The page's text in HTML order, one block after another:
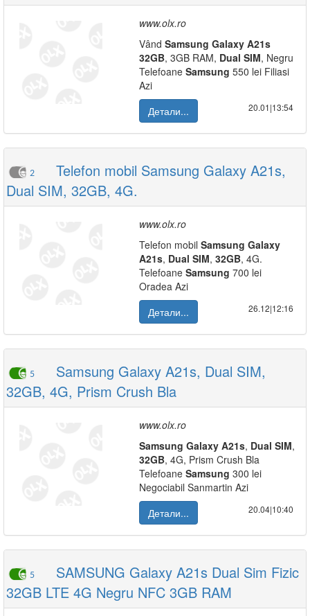
www.olx.ro
Vând Samsung Galaxy A21s
32GB, 3GB RAM, Dual SIM, Negru
Telefoane Samsung 550 lei Filiasi
Azi
Детали...
20.01|13:54
2
Telefon mobil Samsung Galaxy A21s,
Dual SIM, 32GB, 4G.
www.olx.ro
Telefon mobil Samsung Galaxy
A21s, Dual SIM, 32GB, 4G.
Telefoane Samsung 700 lei
Oradea Azi
Детали...
26.12|12:16
5
Samsung Galaxy A21s, Dual SIM,
32GB, 4G, Prism Crush Bla
www.olx.ro
Samsung Galaxy A21s, Dual SIM,
32GB, 4G, Prism Crush Bla
Telefoane Samsung 300 lei
Negociabil Sanmartin Azi
Детали...
20.04|10:40
5
SAMSUNG Galaxy A21s Dual Sim Fizic
32GB LTE 4G Negru NFC 3GB RAM